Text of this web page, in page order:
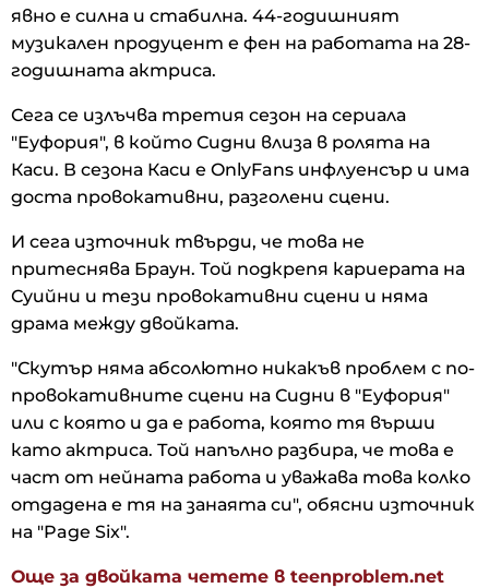
явно е силна и стабилна. 44-годишният
музикален продуцент е фен на работата на 28-
годишната актриса.
Сега се излъчва третия сезон на сериала
"Eуфория", в който Сидни влиза в ролята на
Каси. В сезона Каси е OnlyFans инфлуенсър и има
доста провокативни, разголени сцени.
И сега източник твърди, че това не
притеснява Браун. Той подкрепя кариерата на
Суийни и тези провокативни сцени и няма
драма между двойката.
"Скутър няма абсолютно никакъв проблем с по-
провокативните сцени на Сидни в "Eуфория"
или с която и да е работа, която тя върши
като актриса. Той напълно разбира, че това е
част от нейната работа и уважава това колко
отдадена е тя на занаята си", обясни източник
на "Page Six".
Още за двойката четете в teenproblem.net